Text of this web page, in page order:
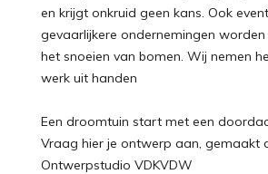
en krijgt onkruid geen kans. Ook
gevaarlijkere ondernemingen
het snoeien van bomen. Wij nemen
werk uit handen
Een droomtuin start met een
Vraag hier je ontwerp aan, gemaakt
Ontwerpstudio VDKVDW